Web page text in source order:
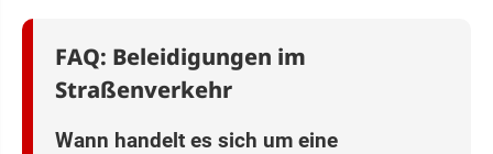
FAQ: Beleidigungen im
Straßenverkehr
Wann handelt es sich um eine